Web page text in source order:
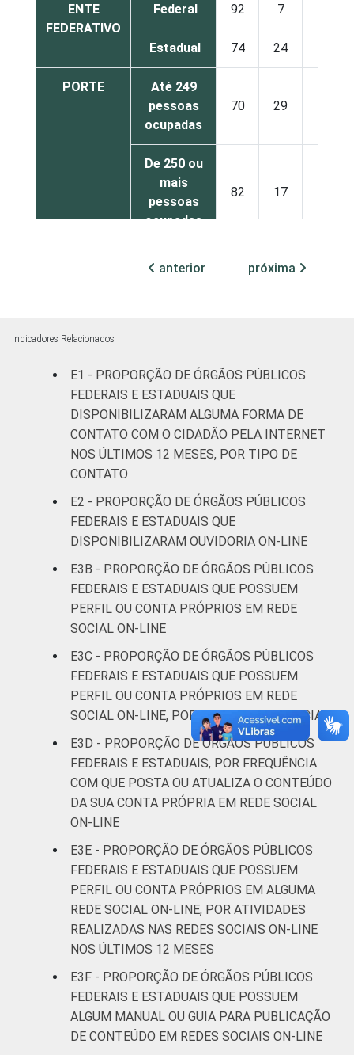
ENTE
FEDERATIVO
Federal 92 7
Estadual 74 24
PORTE
Até 249
pessoas
ocupadas
70 29
De 250 ou
mais
pessoas
ocupadas
82 17
¹Base: 1.641 órgãos públicos federais e
anterior próxima
Indicadores Relacionados
E1 - PROPORÇÃO DE ÓRGÃOS PÚBLICOS
FEDERAIS E ESTADUAIS QUE
DISPONIBILIZARAM ALGUMA FORMA DE
CONTATO COM O CIDADÃO PELA INTERNET
NOS ÚLTIMOS 12 MESES, POR TIPO DE
CONTATO
E2 - PROPORÇÃO DE ÓRGÃOS PÚBLICOS
FEDERAIS E ESTADUAIS QUE
DISPONIBILIZARAM OUVIDORIA ON-LINE
E3B - PROPORÇÃO DE ÓRGÃOS PÚBLICOS
FEDERAIS E ESTADUAIS QUE POSSUEM
PERFIL OU CONTA PRÓPRIOS EM REDE
SOCIAL ON-LINE
E3C - PROPORÇÃO DE ÓRGÃOS PÚBLICOS
FEDERAIS E ESTADUAIS QUE POSSUEM
PERFIL OU CONTA PRÓPRIOS EM REDE
SOCIAL ON-LINE, POR TIPO DE REDE SOCIAL
E3D - PROPORÇÃO DE ÓRGÃOS PÚBLICOS
FEDERAIS E ESTADUAIS, POR FREQUÊNCIA
COM QUE POSTA OU ATUALIZA O CONTEÚDO
DA SUA CONTA PRÓPRIA EM REDE SOCIAL
ON-LINE
E3E - PROPORÇÃO DE ÓRGÃOS PÚBLICOS
FEDERAIS E ESTADUAIS QUE POSSUEM
PERFIL OU CONTA PRÓPRIOS EM ALGUMA
REDE SOCIAL ON-LINE, POR ATIVIDADES
REALIZADAS NAS REDES SOCIAIS ON-LINE
NOS ÚLTIMOS 12 MESES
E3F - PROPORÇÃO DE ÓRGÃOS PÚBLICOS
FEDERAIS E ESTADUAIS QUE POSSUEM
ALGUM MANUAL OU GUIA PARA PUBLICAÇÃO
DE CONTEÚDO EM REDES SOCIAIS ON-LINE